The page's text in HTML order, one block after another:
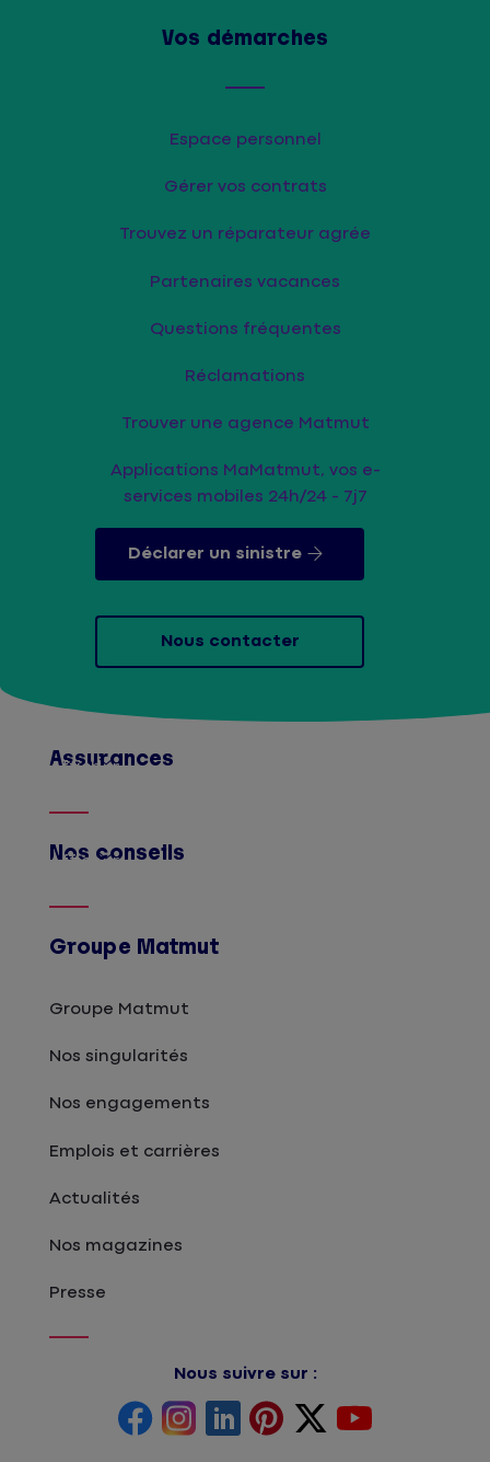
Vos démarches
Espace personnel
Gérer vos contrats
Trouvez un réparateur agrée
Partenaires vacances
Questions fréquentes
Réclamations
Trouver une agence Matmut
Applications MaMatmut, vos e-
services mobiles 24h/24 - 7j7
Déclarer un sinistre
Nous contacter
Assurances
Afficher
Nos conseils
Afficher
Groupe Matmut
Groupe Matmut
Nos singularités
Nos engagements
Emplois et carrières
Actualités
Nos magazines
Presse
Nous suivre sur :